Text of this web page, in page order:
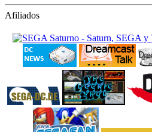
Afiliados